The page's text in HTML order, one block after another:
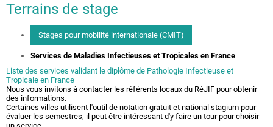
Terrains de stage
Stages pour mobilité internationale (CMIT)
Services de Maladies Infectieuses et Tropicales en France
Liste des services validant le diplôme de Pathologie Infectieuse et
Tropicale en France
Nous vous invitons à contacter les référents locaux du RéJIF pour obtenir
des informations.
Certaines villes utilisent l'outil de notation gratuit et national stagium pour
évaluer les semestres, il peut être intéressant d'y faire un tour pour choisir